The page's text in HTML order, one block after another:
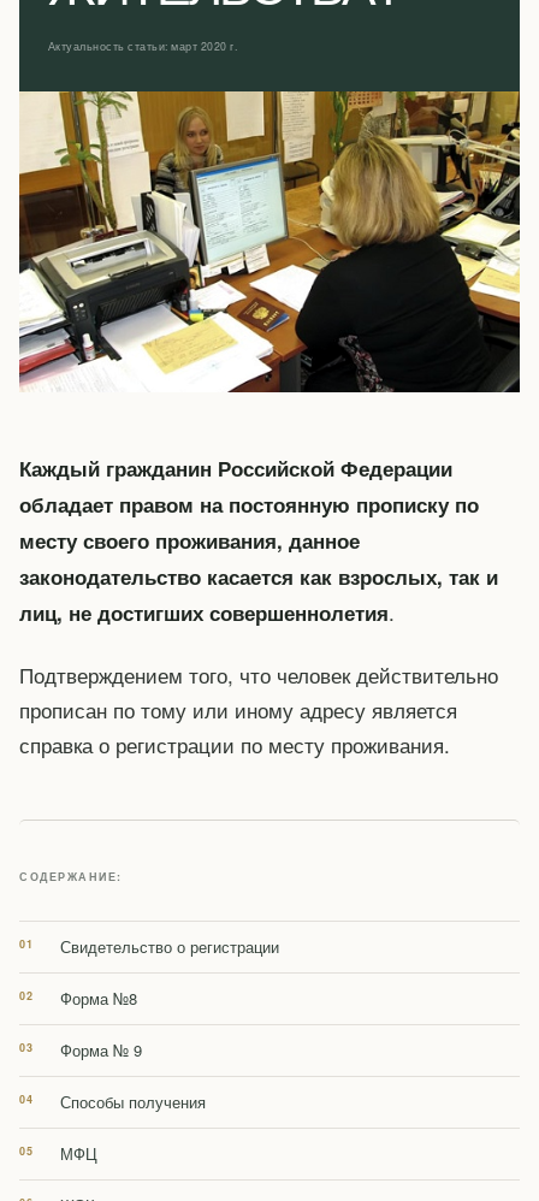
Актуальность статьи: март 2020 г.
Каждый гражданин Российской Федерации
обладает правом на постоянную прописку по
месту своего проживания, данное
законодательство касается как взрослых, так и
лиц, не достигших совершеннолетия.
Подтверждением того, что человек действительно
прописан по тому или иному адресу является
справка о регистрации по месту проживания.
СОДЕРЖАНИЕ:
Свидетельство о регистрации
Форма №8
Форма № 9
Способы получения
МФЦ